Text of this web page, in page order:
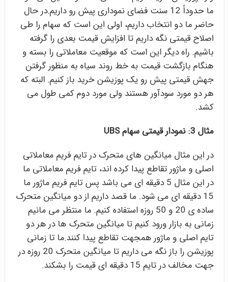
ما حدوداً 12 سنت فضای نموداری پیش رو داریم.در حال
حاضر ما دو انتخاب داریم، اولی این است که سهام را طی
اصلاح قیمتی نگه داریم تا افزایش قیمت بعدی را گرفته
باشیم. راه دیگر این است که موقعیت معاملاتی را بسته و
هنگام بازگشت قیمت به خط روند سیاه به منظور گرفتن
جهش قیمتی پیش رو یک پوزیشن خرید باز کنیم. البته که
هر دو مورد سودآور هستند ولی مورد دوم کمی طول می
کشد.
مثال 3: نمودار قیمتی سهام UBS
در این مثال میانگین های متحرک در تایم فریم معاملاتی
اصلی و ماژور تقاطع پیدا کرده اند، تایم فریم معاملاتی ما
در این مثال 5 دقیقه ای می باشد پس تایم فریم ماژور ما
15 دقیقه ای می شود. ما قصد داریم از دو میانگین متحرک
ساده ی 20 و 50 روزه استفاده کنیم. ما منتظر می مانیم
زمانی به بازار ورود کنیم تا میانگین متحرک ها در هر دو
تایم اصلی و ماژور همجهت تقاطع پیدا کنند.ما تا زمانی
پوزیشن را باز نگه می داریم تا میانگین متحرک 20 روزه در
جهت مخالف در تایم 15 دقیقه ای قیمت را بشکند.